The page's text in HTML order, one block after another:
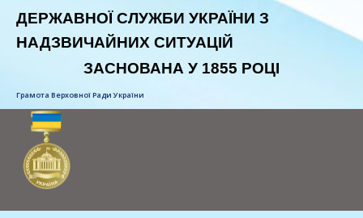
ДЕРЖАВНОЇ СЛУЖБИ УКРАЇНИ З
НАДЗВИЧАЙНИХ СИТУАЦІЙ
ЗАСНОВАНА У 1855 РОЦІ
Грамота Верховної Ради України